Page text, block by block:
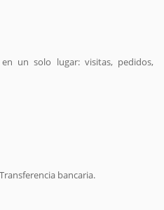
un solo lugar: visitas, pedidos,
bancaria.